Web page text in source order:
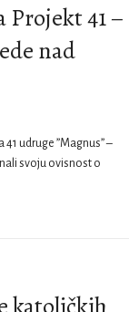
Projekt 41 –
nad
udruge ”Magnus” –
svoju ovisnost o